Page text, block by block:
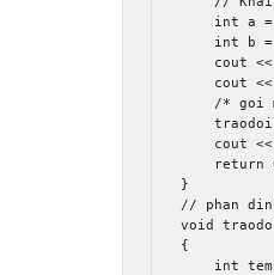
int a =
int b =
    cout
<<
    cout
<<
/* goi
    traodoi
    cout
<<
return
}
// phan
void
{
int